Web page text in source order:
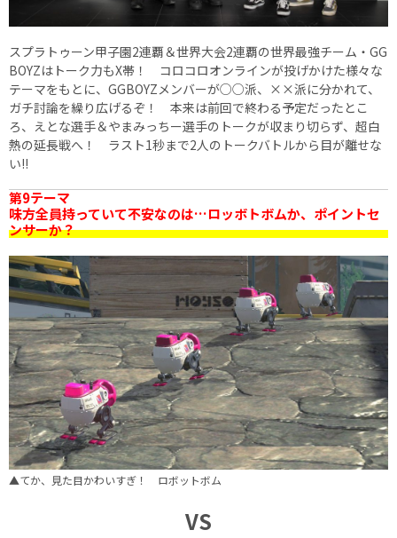
スプラトゥーン甲子園2連覇＆世界大会2連覇の世界最強チーム・GG
BOYZはトーク力もX帯！ コロコロオンラインが投げかけた様々な
テーマをもとに、GGBOYZメンバーが○○派、××派に分かれて、
ガチ討論を繰り広げるぞ！ 本来は前回で終わる予定だったとこ
ろ、えとな選手＆やまみっちー選手のトークが収まり切らず、超白
熱の延長戦へ！ ラスト1秒まで2人のトークバトルから目が離せな
い!!
第9テーマ
味方全員持っていて不安なのは…ロッボトボムか、ポイントセ
ンサーか？
▲てか、見た目かわいすぎ！ ロボットボム
VS